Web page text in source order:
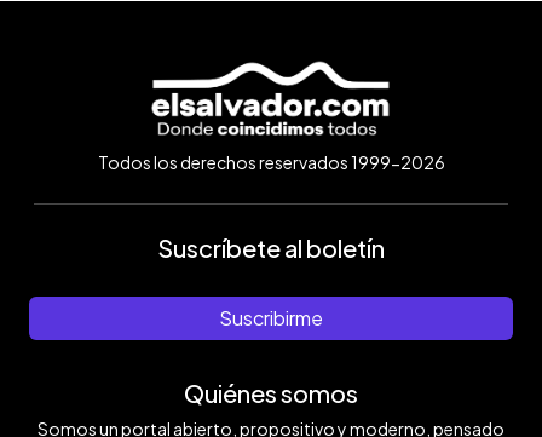
Todos los derechos reservados 1999-2026
Suscríbete al boletín
Suscribirme
Quiénes somos
Somos un portal abierto, propositivo y moderno, pensado